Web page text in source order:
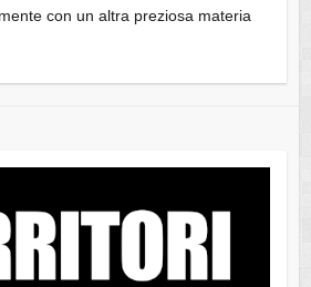
con un altra preziosa materia